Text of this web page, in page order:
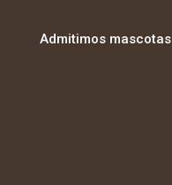
Admitimos mascotas